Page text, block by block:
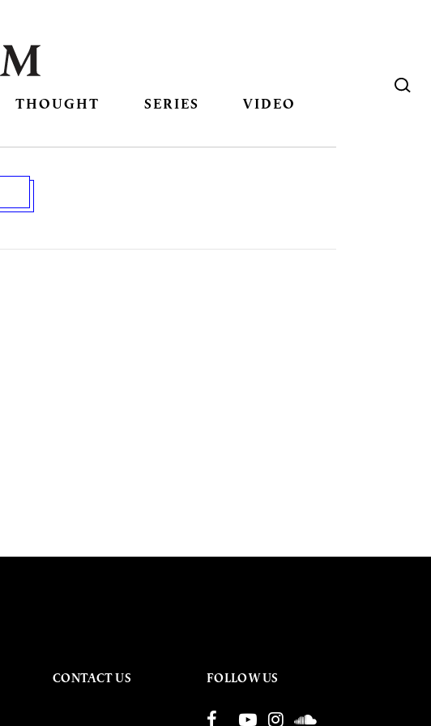
THOUGHT SERIES VIDEO
CONTACT US FOLLOW US